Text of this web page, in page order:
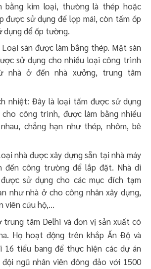
bằng kim loại, thường là thép hoặc
được sử dụng để lợp mái, còn tấm ốp
dụng để ốp tường.
sàn được làm bằng thép. Mặt sàn
sử dụng cho nhiều loại công trình
nhà ở đến nhà xưởng, trung tâm
nhiệt: Đây là loại tấm được sử dụng
công trình, được làm bằng nhiều
chẳng hạn như thép, nhôm, bê
nhà được xây dựng sẵn tại nhà máy
đến công trường để lắp đặt. Nhà di
sử dụng cho các mục đích tạm
như nhà ở cho công nhân xây dựng,
viên cứu hộ,…
tâm Delhi và đơn vị sản xuất có
Họ hoạt động trên khắp Ấn Độ và
16 tiểu bang để thực hiện các dự án
ngũ nhân viên đông đảo với 1500